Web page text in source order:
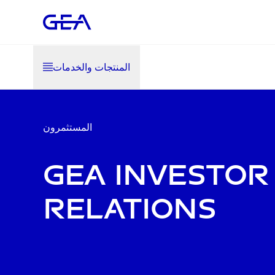
المنتجات والخدمات
المستثمرون
GEA Investor
Relations